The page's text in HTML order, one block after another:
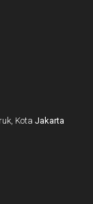
Kota Jakarta